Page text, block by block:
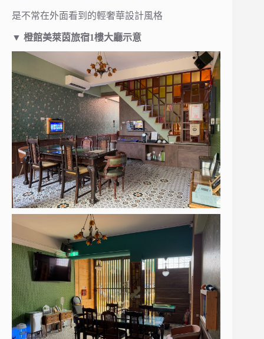
是不常在外面看到的輕奢華設計風格
▼ 橙館美萊茵旅宿1樓大廳示意